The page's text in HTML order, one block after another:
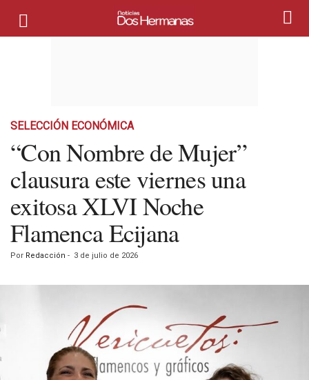
SELECCIÓN ECONÓMICA
“Con Nombre de Mujer”
clausura este viernes una
exitosa XLVI Noche
Flamenca Ecijana
Por Redacción - 3 de julio de 2026